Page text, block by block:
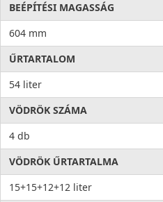
BEÉPÍTÉSI MAGASSÁG
604 mm
ŰRTARTALOM
54 liter
VÖDRÖK SZÁMA
4 db
VÖDRÖK ŰRTARTALMA
15+15+12+12 liter